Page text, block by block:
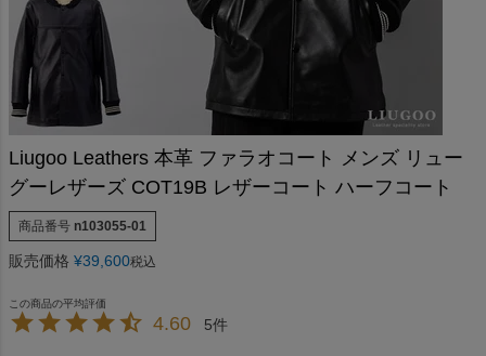
Liugoo Leathers 本革 ファラオコート メンズ リュー
グーレザーズ COT19B レザーコート ハーフコート
商品番号 n103055-01
販売価格 ¥39,600税込
4.60 5